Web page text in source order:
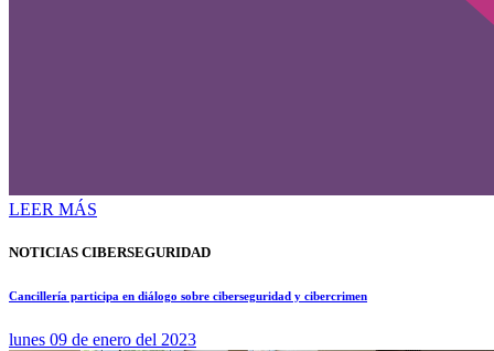
LEER MÁS
NOTICIAS CIBERSEGURIDAD
Cancillería participa en diálogo sobre ciberseguridad y cibercrimen
lunes 09 de enero del 2023